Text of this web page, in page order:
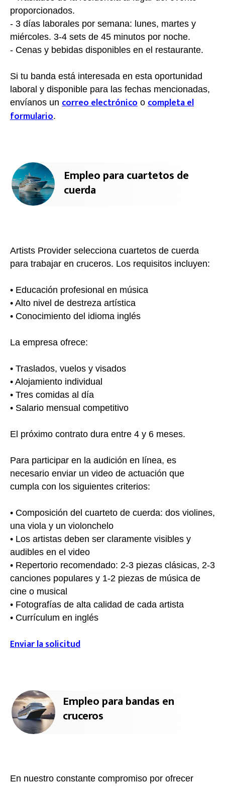
proporcionados.
- 3 días laborales por semana: lunes, martes y
miércoles. 3-4 sets de 45 minutos por noche.
- Cenas y bebidas disponibles en el restaurante.
Si tu banda está interesada en esta oportunidad
laboral y disponible para las fechas mencionadas,
envíanos un correo electrónico o completa el
formulario.
Empleo para cuartetos de
cuerda
Artists Provider selecciona cuartetos de cuerda
para trabajar en cruceros. Los requisitos incluyen:
• Educación profesional en música
• Alto nivel de destreza artística
• Conocimiento del idioma inglés
La empresa ofrece:
• Traslados, vuelos y visados
• Alojamiento individual
• Tres comidas al día
• Salario mensual competitivo
El próximo contrato dura entre 4 y 6 meses.
Para participar en la audición en línea, es
necesario enviar un video de actuación que
cumpla con los siguientes criterios:
• Composición del cuarteto de cuerda: dos violines,
una viola y un violonchelo
• Los artistas deben ser claramente visibles y
audibles en el video
• Repertorio recomendado: 2-3 piezas clásicas, 2-3
canciones populares y 1-2 piezas de música de
cine o musical
• Fotografías de alta calidad de cada artista
• Currículum en inglés
Enviar la solicitud
Empleo para bandas en
cruceros
En nuestro constante compromiso por ofrecer